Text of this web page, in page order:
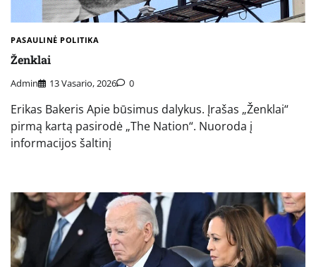
PASAULINĖ POLITIKA
Ženklai
Admin 13 Vasario, 2026 0
Erikas Bakeris Apie būsimus dalykus. Įrašas „Ženklai“
pirmą kartą pasirodė „The Nation“. Nuoroda į
informacijos šaltinį